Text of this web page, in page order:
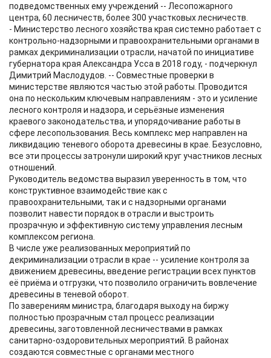
подведомственных ему учреждений -- Лесопожарного
центра, 60 лесничеств, более 300 участковых лесничеств.
- Министерство лесного хозяйства края системно работает с
контрольно-надзорными и правоохранительными органами в
рамках декриминализации отрасли, начатой по инициативе
губернатора края Александра Усса в 2018 году, - подчеркнул
Димитрий Маслодудов. -- Совместные проверки в
министерстве являются частью этой работы. Проводится
она по нескольким ключевым направлениям - это и усиление
лесного контроля и надзора, и серьёзные изменения
краевого законодательства, и упорядочивание работы в
сфере лесопользования. Весь комплекс мер направлен на
ликвидацию теневого оборота древесины в крае. Безусловно,
все эти процессы затронули широкий круг участников лесных
отношений.
Руководитель ведомства выразил уверенность в том, что
конструктивное взаимодействие как с
правоохранительными, так и с надзорными органами
позволит навести порядок в отрасли и выстроить
прозрачную и эффективную систему управления лесным
комплексом региона.
В числе уже реализованных мероприятий по
декриминализации отрасли в крае -- усиление контроля за
движением древесины, введение регистрации всех пунктов
её приёма и отгрузки, что позволило ограничить вовлечение
древесины в теневой оборот.
По заверениям министра, благодаря выходу на биржу
полностью прозрачным стал процесс реализации
древесины, заготовленной лесничествами в рамках
санитарно-оздоровительных мероприятий. В районах
создаются совместные с органами местного